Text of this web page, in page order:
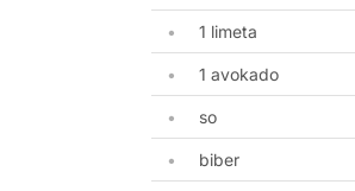
1 limeta
1 avokado
so
biber